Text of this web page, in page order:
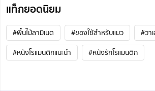
แท็กยอดนิยม
#พื้นไม้ลามิเนต #ของใช้สำหรับแมว
#วา
#หนังโรแมนติกแนะนํา
#หนังรักโรแมนติก